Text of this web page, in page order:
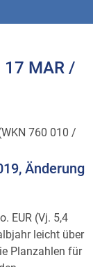
MAR /
760 010 /
Änderung
EUR (Vj. 5,4
leicht über
Planzahlen für